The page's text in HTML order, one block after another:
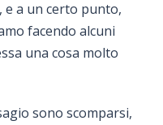
e a un certo punto,
facendo alcuni
una cosa molto
sono scomparsi,